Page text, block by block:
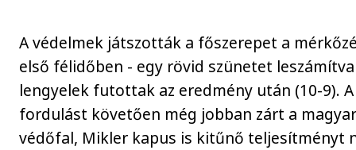
A védelmek játszották a főszerepet a
első félidőben - egy rövid szünetet
lengyelek futottak az eredmény után (10-9). A
fordulást követően még jobban zárt a
védőfal, Mikler kapus is kitűnő teljesítményt